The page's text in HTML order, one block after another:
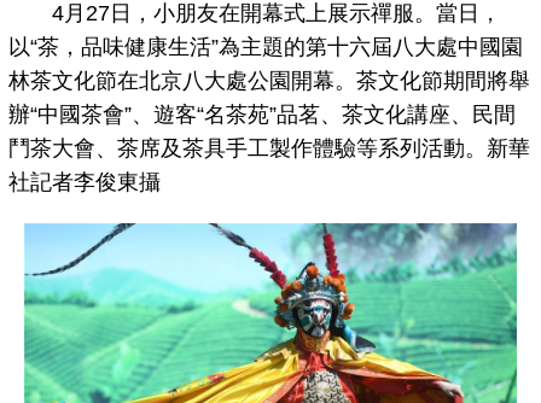
4月27日，小朋友在開幕式上展示禪服。當日，
以“茶，品味健康生活”為主題的第十六屆八大處中國園
林茶文化節在北京八大處公園開幕。茶文化節期間將舉
辦“中國茶會”、遊客“名茶苑”品茗、茶文化講座、民間
鬥茶大會、茶席及茶具手工製作體驗等系列活動。新華
社記者李俊東攝